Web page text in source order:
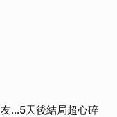
…5天後結局超心碎